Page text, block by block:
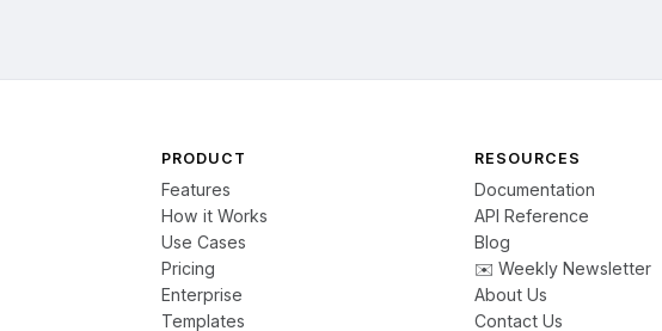
PRODUCT
Features
How it Works
Use Cases
Pricing
Enterprise
Templates
RESOURCES
Documentation
API Reference
Blog
✉️ Weekly Newsletter
About Us
Contact Us